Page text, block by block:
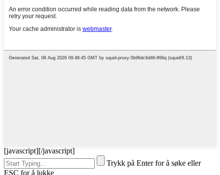
[javascript][/javascript]
Trykk på Enter for å søke eller
ESC for å lukke